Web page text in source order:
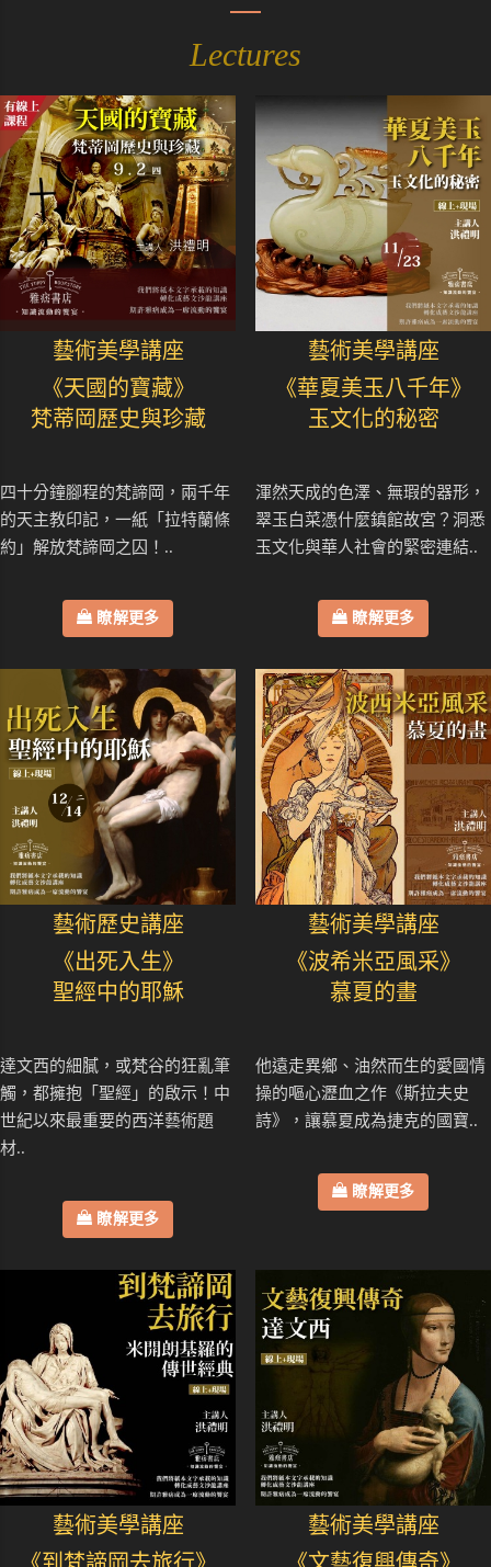
Lectures
藝術美學講座
《天國的寶藏》
梵蒂岡歷史與珍藏
四十分鐘腳程的梵諦岡，兩千年
的天主教印記，一紙「拉特蘭條
約」解放梵諦岡之囚！..
瞭解更多
藝術美學講座
《華夏美玉八千年》
玉文化的秘密
渾然天成的色澤、無瑕的器形，
翠玉白菜憑什麼鎮館故宮？洞悉
玉文化與華人社會的緊密連結..
瞭解更多
藝術歷史講座
《出死入生》
聖經中的耶穌
達文西的細膩，或梵谷的狂亂筆
觸，都擁抱「聖經」的啟示！中
世紀以來最重要的西洋藝術題
材..
瞭解更多
藝術美學講座
《波希米亞風采》
慕夏的畫
他遠走異鄉、油然而生的愛國情
操的嘔心瀝血之作《斯拉夫史
詩》，讓慕夏成為捷克的國寶..
瞭解更多
藝術美學講座
藝術美學講座